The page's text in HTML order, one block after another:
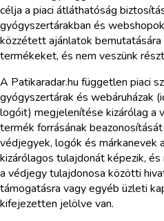
célja a piaci átláthatóság
gyógyszertárakban és
közzétett ajánlatok
termékeket, és nem veszünk
A Patikaradar.hu független piaci
gyógyszertárak és webáruházak
logóit) megjelenítése kizárólag a
termék forrásának
védjegyek, logók és márkanevek
kizárólagos tulajdonát képezik,
a védjegy tulajdonosa közötti
támogatásra vagy egyéb üzleti
kifejezetten jelölve van.